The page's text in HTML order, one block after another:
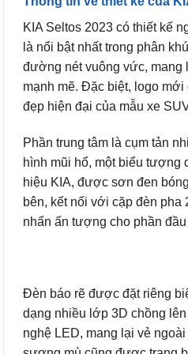
KIA Seltos 2023 có thiết kế
là nổi bật nhất trong phân
đường nét vuông vức, mang
mạnh mẽ. Đặc biệt, logo mới
đẹp hiện đại của mẫu xe
Phần trung tâm là cụm tản
hình mũi hổ, một biểu tượng
hiệu KIA, được sơn đen
bên, kết nối với cặp đèn pha
nhấn ấn tượng cho phần đầu
Đèn báo rẽ được đặt riêng
dạng nhiều lớp 3D chồng
nghệ LED, mang lại vẻ